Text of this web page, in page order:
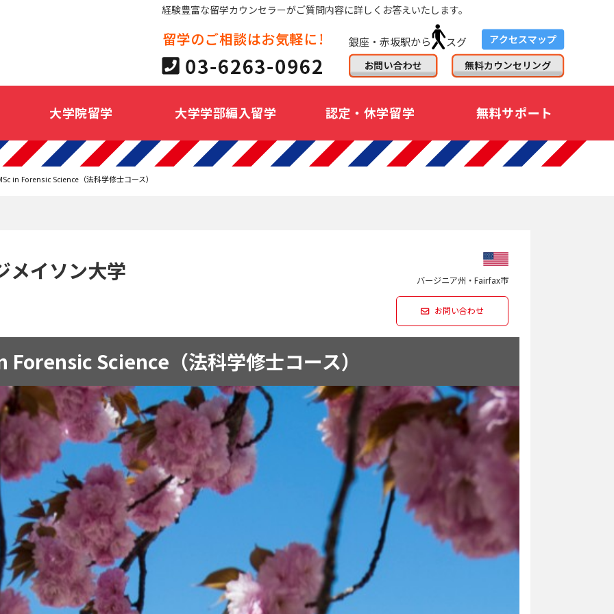
経験豊富な留学カウンセラーがご質問内容に詳しくお答えいたします。
銀座・赤坂駅から スグ
大学院留学 大学学部編入留学 認定・休学留学 無料サポート
in Forensic Science（法科学修士コース）
メイソン大学 バージニア州・Fairfax市
お問い合わせ
Forensic Science（法科学修士コース）